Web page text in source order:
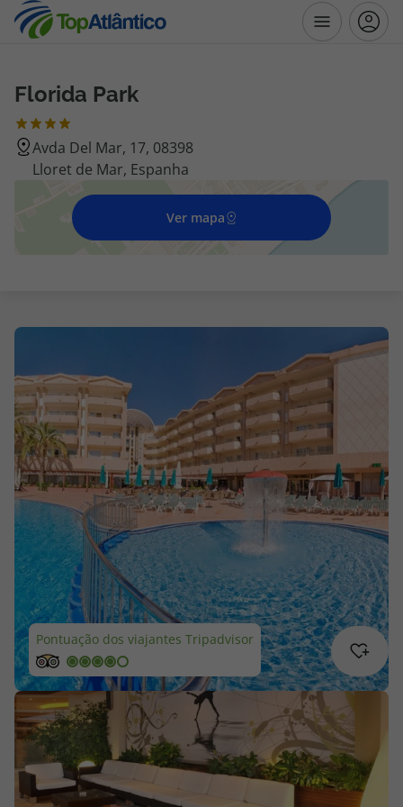
Destinos
Voos
Voos + Hotel
Escapadinhas
Cruzeiros
Promoções
Especialistas
Cheque Viagem
Rede de Lojas
Blog TopViagens
Área de Cliente
Florida Park
Avda Del Mar, 17, 08398
Lloret de Mar, Espanha
Ver mapa
Pontuação dos viajantes Tripadvisor